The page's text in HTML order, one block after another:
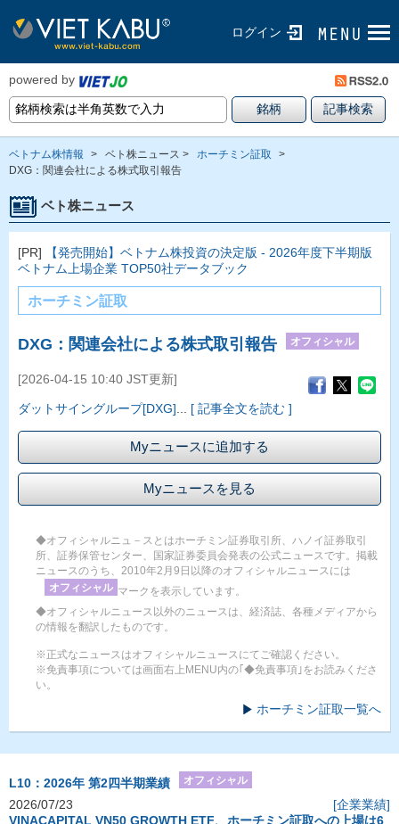
ログイン
powered by
ベトナム株情報 > ベト株ニュース > ホーチミン証取
>
DXG：関連会社による株式取引報告
ベト株ニュース
[PR]
【発売開始】ベトナム株投資の決定版 - 2026年度下半期版
ベトナム上場企業 TOP50社データブック
ホーチミン証取
DXG：関連会社による株式取引報告 オフィシャル
[2026-04-15 10:40 JST更新]
ダットサイングループ[DXG] [ 記事全文を読む ]
Myニュースに追加する
Myニュースを見る
◆オフィシャルニュ－スとはホーチミン証券取引所、ハノイ証券取引
所、証券保管センター、国家証券委員会発表の公式ニュースです。掲載
ニュースのうち、2010年2月9日以降のオフィシャルニュースには
オフィシャル マークを表示しています。
◆オフィシャルニュース以外のニュースは、経済誌、各種メディアから
の情報を翻訳したものです。
※正式なニュースはオフィシャルニュースにてご確認ください。
※免責事項については画面右上MENU内の｢◆免責事項｣をお読みくださ
い。
ホーチミン証取一覧へ
L10：2026年 第2四半期業績 オフィシャル
2026/07/23
[企業業績]
VINACAPITAL VN50 GROWTH ETF、ホーチミン証取への上場は6